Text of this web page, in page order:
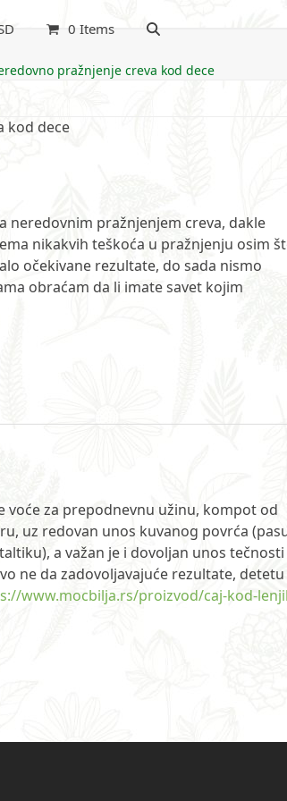
0 Items
pražnjenje creva kod dece
kod dece
neredovnim pražnjenjem creva, dakle
nikakvih teškoća u pražnjenju osim
očekivane rezultate, do sada nismo
obraćam da li imate savet kojim
voće za prepodnevnu užinu, kompot od
uz redovan unos kuvanog povrća
a važan je i dovoljan unos tečnosti
ne da zadovoljavajuće rezultate, detetu
www.mocbilja.rs/proizvod/caj-kod-